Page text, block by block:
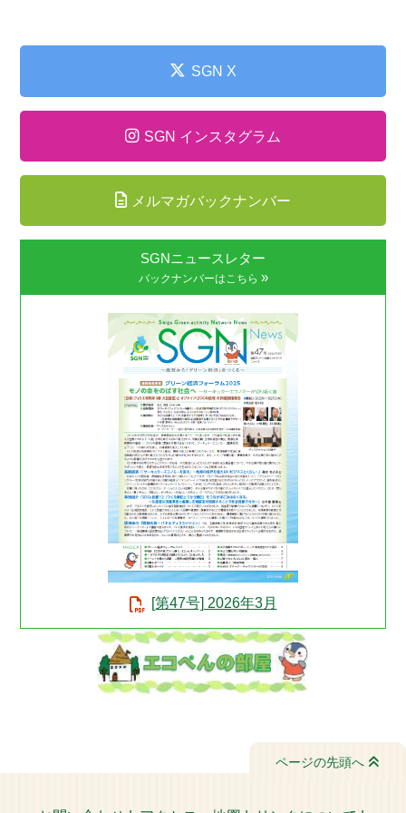
SGN X
SGN インスタグラム
メルマガバックナンバー
SGNニュースレター
バックナンバーはこちら »
[第47号] 2026年3月
ページの先頭へ